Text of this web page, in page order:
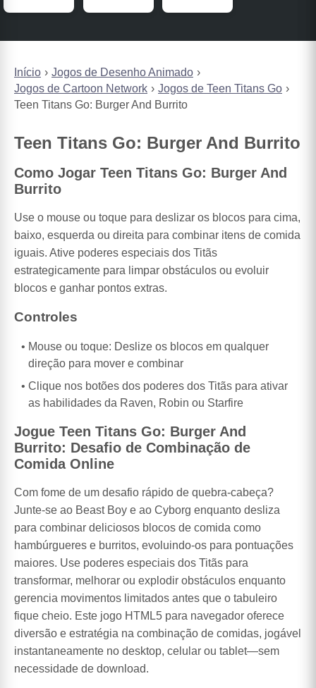
Início
Jogos de Desenho Animado
Jogos de Cartoon Network
Jogos de Teen Titans Go
Teen Titans Go: Burger And Burrito
Teen Titans Go: Burger And Burrito
Como Jogar Teen Titans Go: Burger And
Burrito
Use o mouse ou toque para deslizar os blocos para cima,
baixo, esquerda ou direita para combinar itens de comida
iguais. Ative poderes especiais dos Titãs
estrategicamente para limpar obstáculos ou evoluir
blocos e ganhar pontos extras.
Controles
Mouse ou toque: Deslize os blocos em qualquer
direção para mover e combinar
Clique nos botões dos poderes dos Titãs para ativar
as habilidades da Raven, Robin ou Starfire
Jogue Teen Titans Go: Burger And
Burrito: Desafio de Combinação de
Comida Online
Com fome de um desafio rápido de quebra-cabeça?
Junte-se ao Beast Boy e ao Cyborg enquanto desliza
para combinar deliciosos blocos de comida como
hambúrgueres e burritos, evoluindo-os para pontuações
maiores. Use poderes especiais dos Titãs para
transformar, melhorar ou explodir obstáculos enquanto
gerencia movimentos limitados antes que o tabuleiro
fique cheio. Este jogo HTML5 para navegador oferece
diversão e estratégia na combinação de comidas, jogável
instantaneamente no desktop, celular ou tablet—sem
necessidade de download.